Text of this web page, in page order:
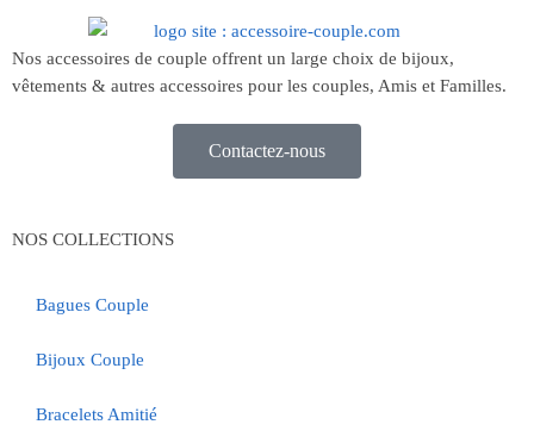
Nos accessoires de couple offrent un large choix de bijoux,
vêtements & autres accessoires pour les couples, Amis et Familles.
Contactez-nous
NOS COLLECTIONS
Bagues Couple
Bijoux Couple
Bracelets Amitié